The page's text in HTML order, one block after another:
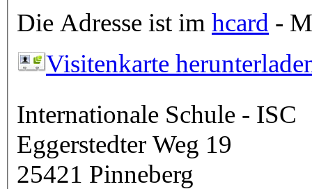
Die Adresse ist im hcard -
Visitenkarte
Internationale Schule - ISC
Eggerstedter Weg 19
25421 Pinneberg